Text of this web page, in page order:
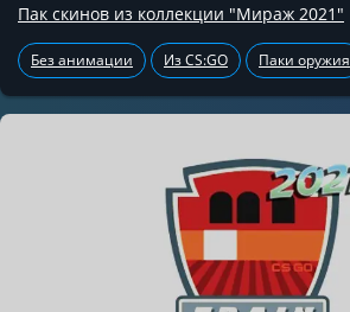
Пак скинов из коллекции "Мираж 2021"
Без анимации Из CS:GO Паки оружия